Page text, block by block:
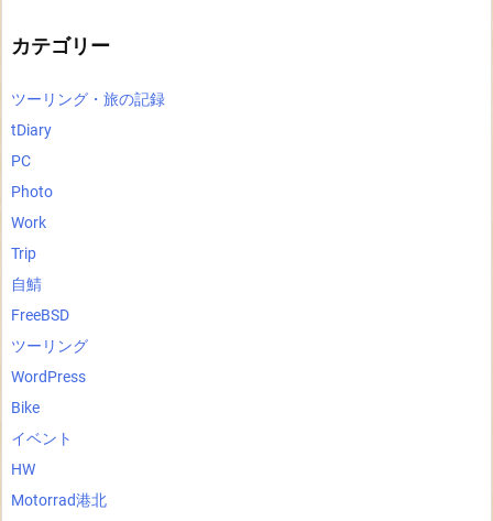
カテゴリー
ツーリング・旅の記録
tDiary
PC
Photo
Work
Trip
自鯖
FreeBSD
ツーリング
WordPress
Bike
イベント
HW
Motorrad港北